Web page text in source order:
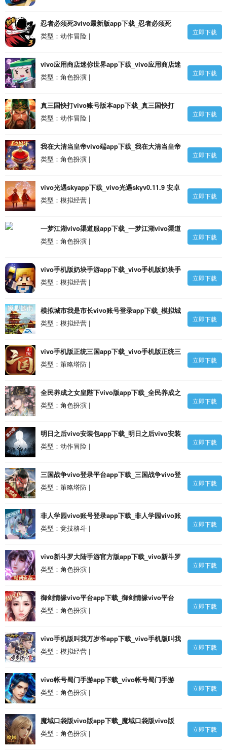
忍者必须死3vivo最新版app下载_忍者必须死
3vivo最新版v2.0.54 安卓版
类型：动作冒险 | 立即下载
vivo应用商店迷你世界app下载_vivo应用商店迷
你世界v1.33.11 安卓版
类型：角色扮演 | 立即下载
真三国快打vivo账号版本app下载_真三国快打
vivo账号版本v5.40 安卓版
类型：动作冒险 | 立即下载
我在大清当皇帝vivo端app下载_我在大清当皇帝
vivo端v9.5.0.0 安卓版
类型：角色扮演 | 立即下载
vivo光遇skyapp下载_vivo光遇skyv0.11.9 安卓
版
类型：模拟经营 | 立即下载
一梦江湖vivo渠道服app下载_一梦江湖vivo渠道
服v103.0 安卓版
类型：角色扮演 | 立即下载
vivo手机版奶块手游app下载_vivo手机版奶块手
游v6.20.3.0 安卓最新版安卓版
类型：模拟经营 | 立即下载
模拟城市我是市长vivo账号登录app下载_模拟城
市我是市长vivo账号登录v0.84.21373.27882 安
类型：模拟经营 | 立即下载
vivo手机版正统三国app下载_vivo手机版正统三
国v1.12.81 安卓最新版安卓版
类型：策略塔防 | 立即下载
全民养成之女皇陛下vivo版app下载_全民养成之
女皇陛下vivo版v41.0 安卓版
类型：角色扮演 | 立即下载
明日之后vivo安装包app下载_明日之后vivo安装
包v1.0.342 安卓版
类型：动作冒险 | 立即下载
三国战争vivo登录平台app下载_三国战争vivo登
录平台v24.340 安卓版
类型：策略塔防 | 立即下载
非人学园vivo账号登录app下载_非人学园vivo账
号登录v4.3.85 安卓版
类型：竞技格斗 | 立即下载
vivo新斗罗大陆手游官方版app下载_vivo新斗罗
大陆手游官方版v1.8.6 安卓版
类型：角色扮演 | 立即下载
御剑情缘vivo平台app下载_御剑情缘vivo平台
v1.25.1 安卓硬核版安卓版
类型：角色扮演 | 立即下载
vivo手机版叫我万岁爷app下载_vivo手机版叫我
万岁爷v4.6.1 安卓版
类型：模拟经营 | 立即下载
vivo帐号蜀门手游app下载_vivo帐号蜀门手游
v2.46 本安卓版
类型：角色扮演 | 立即下载
魔域口袋版vivo版app下载_魔域口袋版vivo版
v11.0.0 安卓版
类型：角色扮演 | 立即下载